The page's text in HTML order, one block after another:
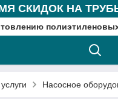
СКИДОК НА
Насосное